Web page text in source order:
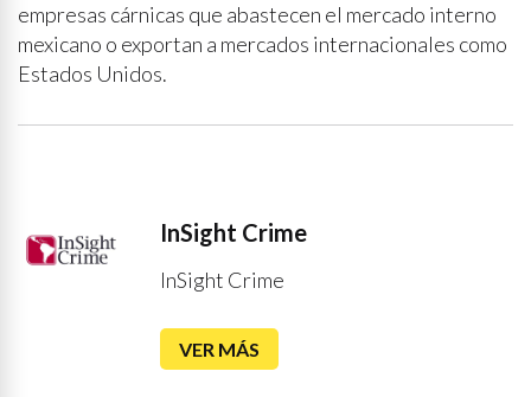
empresas cárnicas que abastecen el mercado interno
mexicano o exportan a mercados internacionales como
Estados Unidos.
InSight Crime
InSight Crime
VER MÁS